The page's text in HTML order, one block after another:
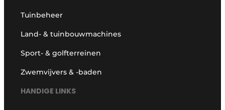
Tuinbeheer
Land- & tuinbouwmachines
Sport- & golfterreinen
Zwemvijvers & -baden
HANDIGE LINKS